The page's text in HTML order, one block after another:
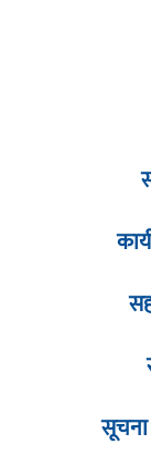
सूचना